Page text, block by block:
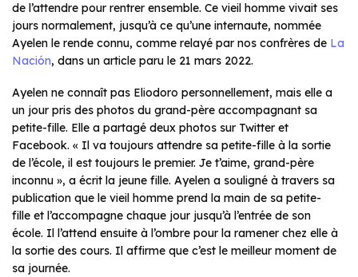
de l’attendre pour rentrer ensemble. Ce vieil homme vivait ses
jours normalement, jusqu’à ce qu’une internaute, nommée
Ayelen le rende connu, comme relayé par nos confrères de La
Nación, dans un article paru le 21 mars 2022.
Ayelen ne connaît pas Eliodoro personnellement, mais elle a
un jour pris des photos du grand-père accompagnant sa
petite-fille. Elle a partagé deux photos sur Twitter et
Facebook. « Il va toujours attendre sa petite-fille à la sortie
de l’école, il est toujours le premier. Je t’aime, grand-père
inconnu », a écrit la jeune fille. Ayelen a souligné à travers sa
publication que le vieil homme prend la main de sa petite-
fille et l’accompagne chaque jour jusqu’à l’entrée de son
école. Il l’attend ensuite à l’ombre pour la ramener chez elle à
la sortie des cours. Il affirme que c’est le meilleur moment de
sa journée.